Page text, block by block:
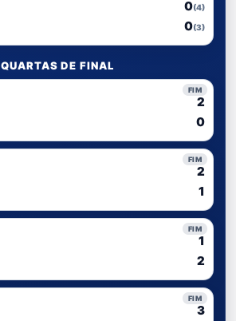
0(4)
0(3)
QUARTAS DE FINAL
FIM
2
0
FIM
2
1
FIM
1
2
FIM
3